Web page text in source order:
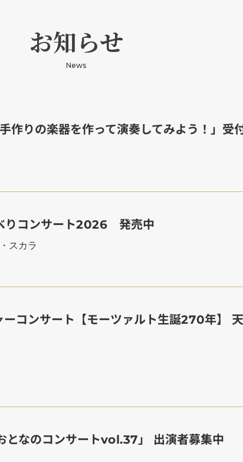
お知らせ
News
りの楽器を作って演奏してみよう！」受
コンサート2026 発売中
スカラ
コンサート【モーツァルト生誕270年】
なのコンサートvol.37」 出演者募集中